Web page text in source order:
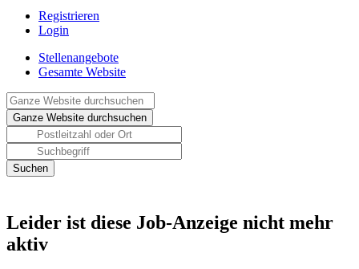
Registrieren
Login
Stellenangebote
Gesamte Website
Leider ist diese Job-Anzeige nicht mehr
aktiv